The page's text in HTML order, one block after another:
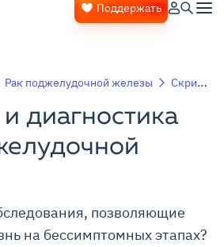
Поддержать
Рак поджелудочной железы Скрининг и диагностика рака поджелудочной железы
диагностика
позволяющие
на бессимптомных этапах?